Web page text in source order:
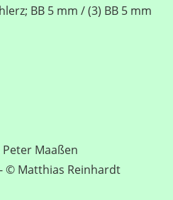
BB 5 mm / (3) BB 5 mm
Maaßen
© Matthias Reinhardt